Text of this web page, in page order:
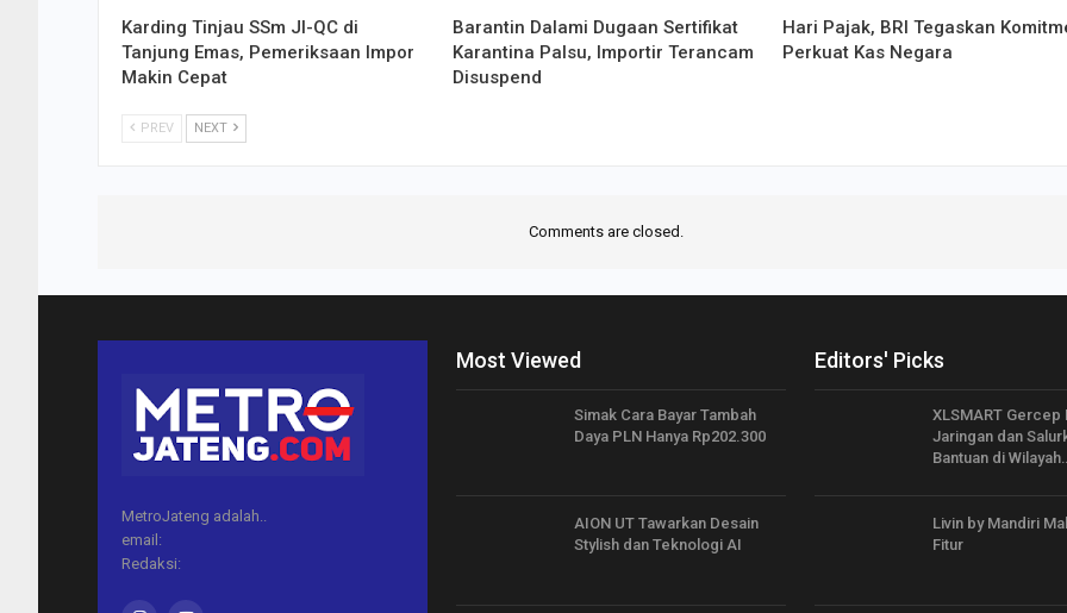
Karding Tinjau SSm JI-QC di
Tanjung Emas, Pemeriksaan Impor
Makin Cepat
Barantin Dalami Dugaan Sertifikat
Karantina Palsu, Importir Terancam
Disuspend
Hari Pajak, BRI Tegaskan
Perkuat Kas Negara
PREV NEXT
Comments are closed.
MetroJateng adalah..
email:
Redaksi:
Most Viewed
Simak Cara Bayar Tambah
Daya PLN Hanya Rp202.300
AION UT Tawarkan Desain
Stylish dan Teknologi AI
Editors' Picks
XLSMART Gercep
Jaringan dan
Bantuan di
Livin by Mandiri
Fitur